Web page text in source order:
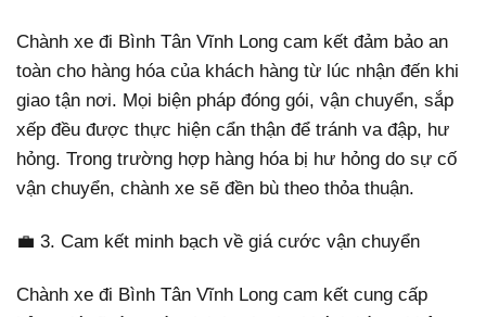
Chành xe đi Bình Tân Vĩnh Long cam kết đảm bảo an
toàn cho hàng hóa của khách hàng từ lúc nhận đến khi
giao tận nơi. Mọi biện pháp đóng gói, vận chuyển, sắp
xếp đều được thực hiện cẩn thận để tránh va đập, hư
hỏng. Trong trường hợp hàng hóa bị hư hỏng do sự cố
vận chuyển, chành xe sẽ đền bù theo thỏa thuận.
💼 3. Cam kết minh bạch về giá cước vận chuyển
Chành xe đi Bình Tân Vĩnh Long cam kết cung cấp